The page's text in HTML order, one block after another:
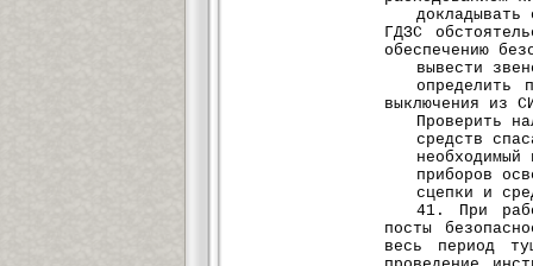
ГДЗС
обеспечению
вывести
определить
выключения из
Проверить
средств
приборов
сцепки и
41. При
посты
весь период